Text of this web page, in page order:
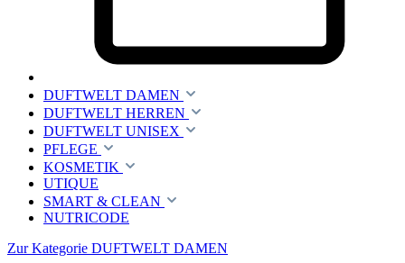
DUFTWELT DAMEN
DUFTWELT HERREN
DUFTWELT UNISEX
PFLEGE
KOSMETIK
UTIQUE
SMART & CLEAN
NUTRICODE
Zur Kategorie DUFTWELT DAMEN